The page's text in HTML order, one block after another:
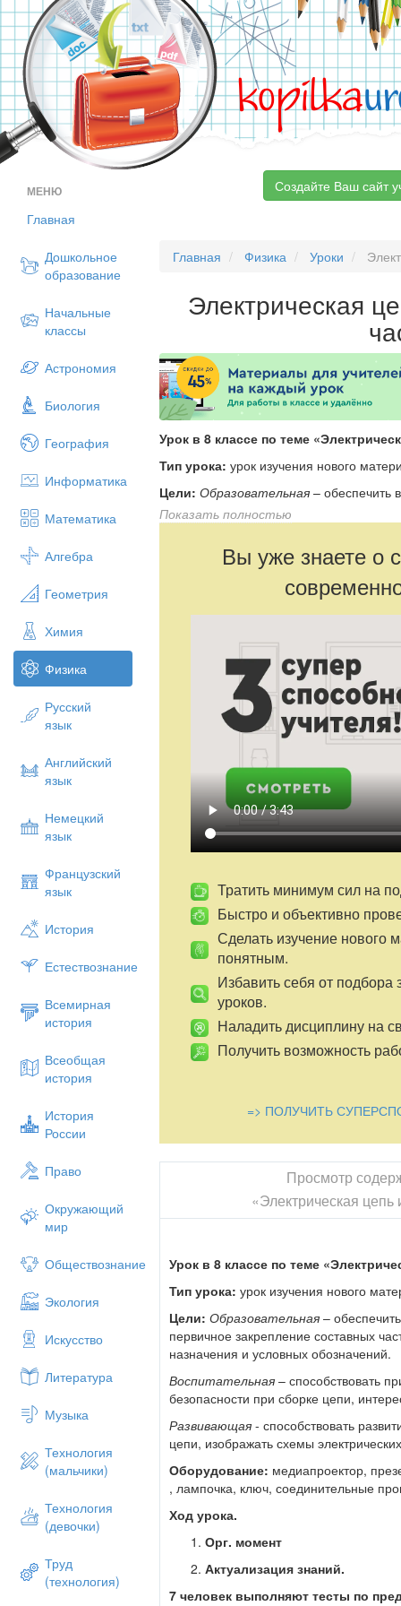
kopilka
МЕНЮ
Главная
Дошкольное
образование
Начальные
классы
Астрономия
Биология
География
Информатика
Математика
Алгебра
Геометрия
Химия
Физика
Русский
язык
Английский
язык
Немецкий
язык
Французский
язык
История
Естествознание
Всемирная
история
Всеобщая
история
История
России
Право
Окружающий
мир
Обществознание
Экология
Искусство
Литература
Музыка
Технология
(мальчики)
Технология
(девочки)
Труд
(технология)
Создайте Ваш сайт
Главная Физика Уроки
Электрическая
Урок в 8 классе по теме
Тип урока: урок изучения нового
Цели:Образовательная– обеспечить
закрепление составных частей
обозначений.
Воспитательная– способствовать
безопасности при сборке цепи,
- способствовать
изображать схемы электрических цепей.
Оборудование:
лампочка, ключ, соединительные
Ход урока.
Орг. момент
Актуализация знаний.
7 человек выполняют тесты по
которого получают оценки.
Класс выполняет задание,
в строках буквы, впишите
Беседа с остальными
1.Что такое электрический ток?
2.Что нужно создать в
3.Где создается электрическое
4.Что совершается в источнике
5.Где находятся разделенные
6. Возникнет ли электрический
источнику тока? А в мотке
8.Кто создал первый источник
9.Какие источники тока вы еще
10.Какие превращения энергии
3. Изучение нового материала
В связи с широким использование
более тщательного изучения
которым течет электрический ток,
бывают простые (как при
всех можно выделить составные части.
электрическую энергию, называются
часть цепи. Приведите примеры
гальванический элемент). Источник
очередь с помощью соединительных
цепи. Есть еще одна важная часть
электротехнической выставке все
используют разные виды замыкающих
был ток, она должна быть замкнутой,
и основано действие выключателей.
(Выключатель, рубильник, кнопки, для
Показать полностью
Вы уже знаете о
Тратить минимум сил на
Быстро и объективно
Сделать изучение нового
понятным.
Избавить себя от подбора
уроков.
Наладить дисциплину на
Получить возможность
=> ПОЛУЧИТЬ
Просмотр
«Электрическая
Урок в 8 классе по теме
Тип урока: урок изучения нового
Цели:Образовательная–
первичное закрепление составных
назначения и условных обозначений.
Воспитательная – способствовать
безопасности при сборке цепи,
Развивающая- способствовать
цепи, изображать схемы
Оборудование: медиапроектор,
, лампочка, ключ, соединительные
Ход урока.
Орг. момент
Актуализация знаний.
7 человек выполняют тесты по